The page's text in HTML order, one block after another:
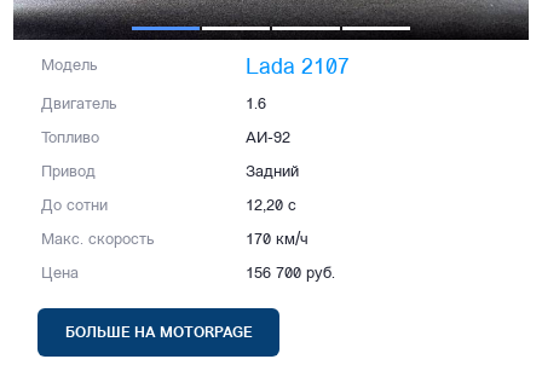
Модель Lada 2107
Двигатель 1.6
Топливо АИ-92
Привод Задний
До сотни 12,20 с
Макс. скорость 170 км/ч
Цена 156 700 руб.
БОЛЬШЕ НА MOTORPAGE